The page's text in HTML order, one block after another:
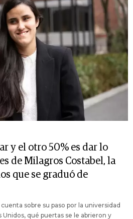
y el otro 50% es dar lo
de Milagros Costabel, la
que se graduó de
sobre su paso por la universidad
qué puertas se le abrieron y